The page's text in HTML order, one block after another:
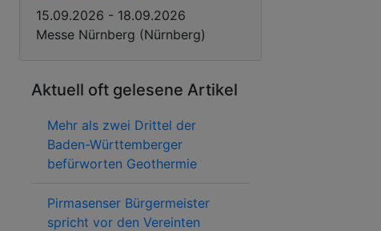
15.09.2026 - 18.09.2026
Messe Nürnberg (Nürnberg)
Aktuell oft gelesene Artikel
Mehr als zwei Drittel der
Baden-Württemberger
befürworten Geothermie
Pirmasenser Bürgermeister
spricht vor den Vereinten